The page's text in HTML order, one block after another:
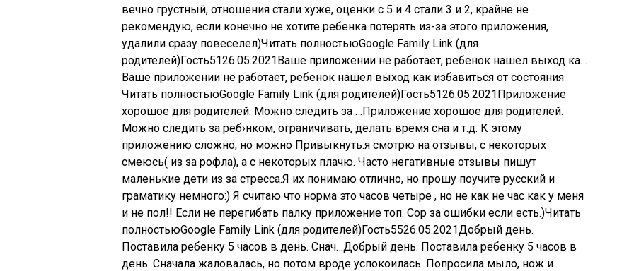
вечно грустный, отношения стали хуже, оценки с 5 и 4 стали 3 и 2, крайне не
рекомендую, если конечно не хотите ребенка потерять из-за этого приложения,
удалили сразу повеселел)Читать полностьюGoogle Family Link (для
родителей)Гость5126.05.2021Ваше приложении не работает, ребенок нашел выход ка…
Ваше приложении не работает, ребенок нашел выход как избавиться от состояния
Читать полностьюGoogle Family Link (для родителей)Гость5126.05.2021Приложение
хорошое для родителей. Можно следить за …Приложение хорошое для родителей.
Можно следить за реб›нком, ограничивать, делать время сна и т.д. К этому
приложению сложно, но можно Привыкнуть.я смотрю на отзывы, с некоторых
смеюсь( из за рофла), а с некоторых плачю. Часто негативные отзывы пишут
маленькие дети из за стресса.Я их понимаю отлично, но прошу поучите русский и
граматику немного:) Я считаю что норма это часов четыре , но не как не час как у меня
и не пол!! Если не перегибать палку приложение топ. Сор за ошибки если есть.)Читать
полностьюGoogle Family Link (для родителей)Гость5526.05.2021Добрый день.
Поставила ребенку 5 часов в день. Снач…Добрый день. Поставила ребенку 5 часов в
день. Сначала жаловалась, но потом вроде успокоилась. Попросила мыло, нож и